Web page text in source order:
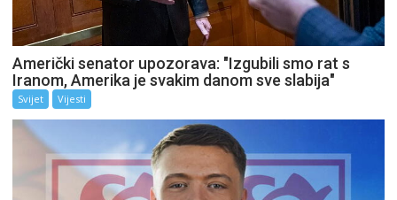
Američki senator upozorava: "Izgubili smo rat s
Iranom, Amerika je svakim danom sve slabija"
Svijet Vijesti